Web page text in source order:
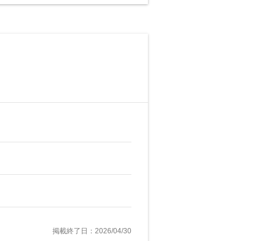
掲載終了日：2026/04/30